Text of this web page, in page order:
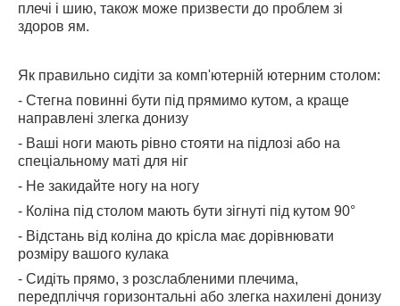
плечі і шию, також може призвести до проблем зі
здоров ям.
Як правильно сидіти за комп'ютерній ютерним столом:
- Стегна повинні бути під прямимо кутом, а краще
направлені злегка донизу
- Ваші ноги мають рівно стояти на підлозі або на
спеціальному маті для ніг
- Не закидайте ногу на ногу
- Коліна під столом мають бути зігнуті під кутом 90°
- Відстань від коліна до крісла має дорівнювати
розміру вашого кулака
- Сидіть прямо, з розслабленими плечима,
передпліччя горизонтальні або злегка нахилені донизу